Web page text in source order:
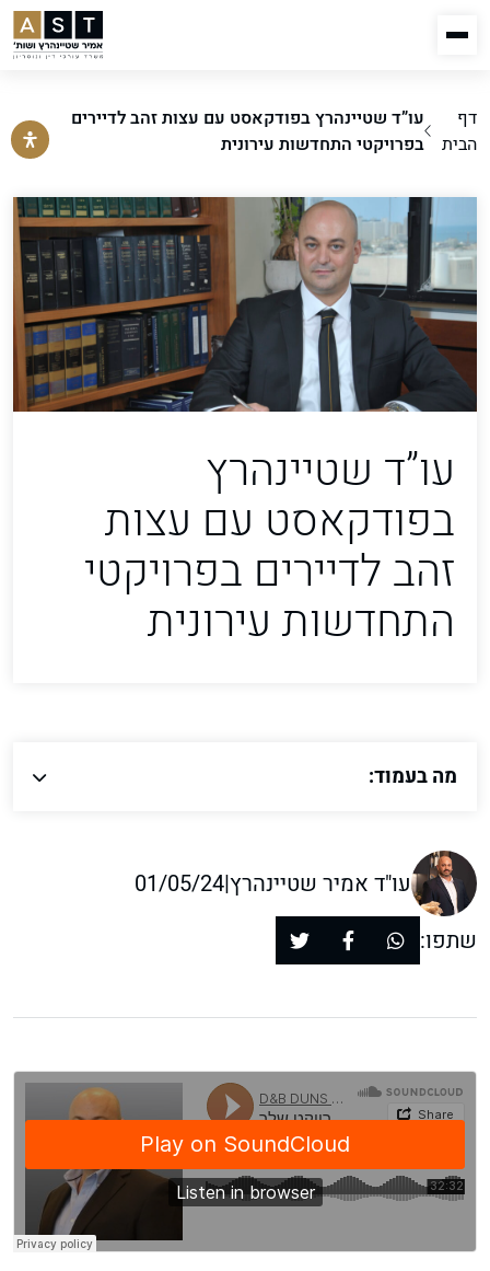
דף
הבית
עו”ד שטיינהרץ בפודקאסט עם עצות זהב לדיירים
בפרויקטי התחדשות עירונית
עו”ד שטיינהרץ
בפודקאסט עם עצות
זהב לדיירים בפרויקטי
התחדשות עירונית
מה בעמוד:
עו"ד אמיר שטיינהרץ|
01/05/24
שתפו: